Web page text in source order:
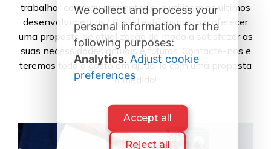
trabalhar com equipamentos que utilizam os últimos
desenvolvimentos? Cretel está disposta a oferecer
uma proposta de atualização de modo a satisfazer as
suas necessidades actuais e futuras. Contacte-nos e
teremos todo o gosto em ajudá-lo com uma proposta
à medida!
We collect and process your
personal information for the
following purposes:
Analytics.Adjust cookie
preferences
Accept all
Reject all